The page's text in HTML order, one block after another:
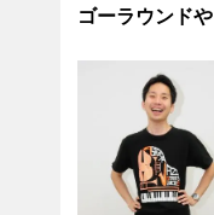
ゴーラウンド